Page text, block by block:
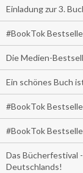
Einladung zur 3.
#BookTok
Die Medien-
Ein schönes Buch
#BookTok
#BookTok
Das Bücherfestival
Deutschlands!